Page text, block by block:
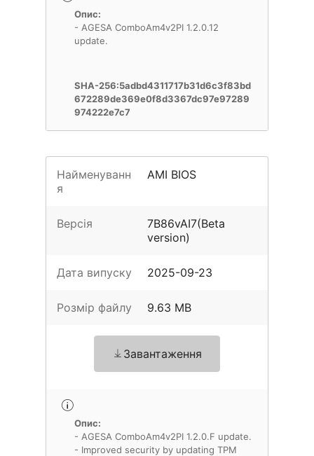
Опис:
- AGESA ComboAm4v2PI 1.2.0.12
update.
SHA-256:5adbd4311717b31d6c3f83bd
672289de369e0f8d3367dc97e97289
974222e7c7
Найменуванн
я
AMI BIOS
Версія
7B86vAI7(Beta
version)
Дата випуску 2025-09-23
Розмір файлу 9.63 MB
Завантаження
Опис:
- AGESA ComboAm4v2PI 1.2.0.F update.
- Improved security by updating TPM